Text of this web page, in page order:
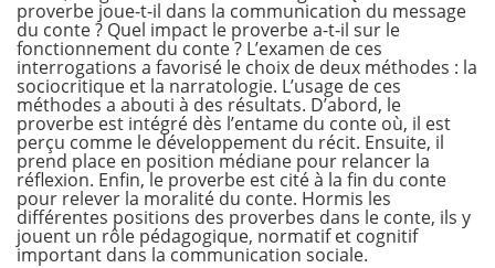
proverbe joue-t-il dans la communication du message
du conte ? Quel impact le proverbe a-t-il sur le
fonctionnement du conte ? L’examen de ces
interrogations a favorisé le choix de deux méthodes : la
sociocritique et la narratologie. L’usage de ces
méthodes a abouti à des résultats. D’abord, le
proverbe est intégré dès l’entame du conte où, il est
perçu comme le développement du récit. Ensuite, il
prend place en position médiane pour relancer la
réflexion. Enfin, le proverbe est cité à la fin du conte
pour relever la moralité du conte. Hormis les
différentes positions des proverbes dans le conte, ils y
jouent un rôle pédagogique, normatif et cognitif
important dans la communication sociale.